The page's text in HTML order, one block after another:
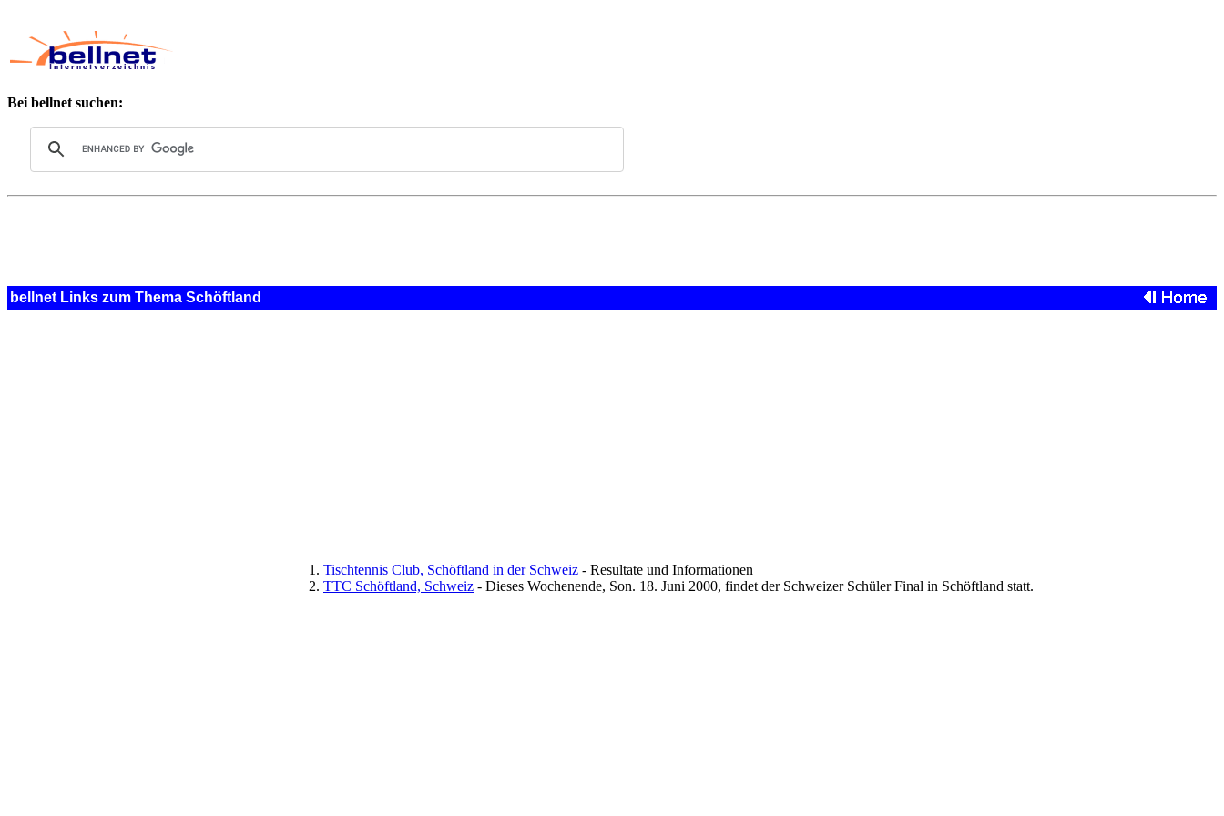
Bei bellnet suchen:
bellnet Links zum Thema Schöftland
Tischtennis Club, Schöftland in der Schweiz - Resultate und Informationen
TTC Schöftland, Schweiz - Dieses Wochenende, Son. 18. Juni 2000, findet der Schweizer Schüler Final in Schöftland statt.